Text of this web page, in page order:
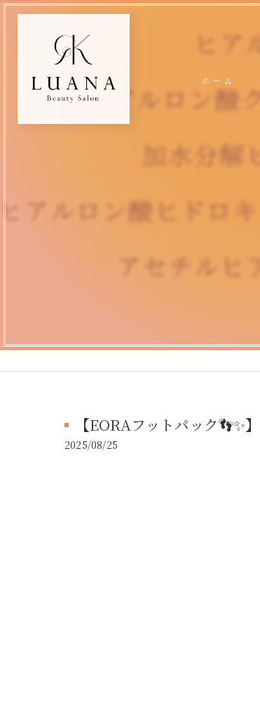
ホーム
【EORAフットパック👣✨】
2025/08/25